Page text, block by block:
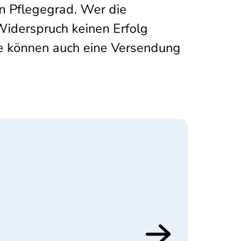
Pflegegrad. Wer die
keinen Erfolg
können auch eine Versendung